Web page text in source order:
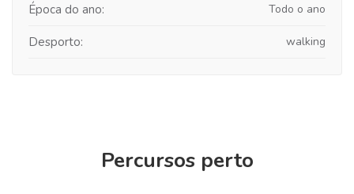
Época do ano: Todo o ano
Desporto: walking
Percursos perto